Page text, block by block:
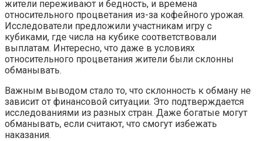
жители переживают и бедность, и времена
относительного процветания из-за кофейного урожая.
Исследователи предложили участникам игру с
кубиками, где числа на кубике соответствовали
выплатам. Интересно, что даже в условиях
относительного процветания жители были склонны
обманывать.
Важным выводом стало то, что склонность к обману не
зависит от финансовой ситуации. Это подтверждается
исследованиями из разных стран. Даже богатые могут
обманывать, если считают, что смогут избежать
наказания.